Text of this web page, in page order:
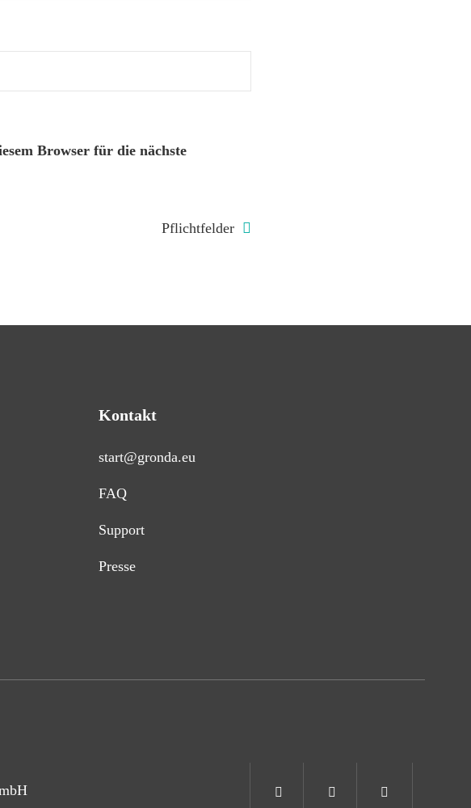
Browser für die nächste
Pflichtfelder
Kontakt
start@gronda.eu
FAQ
Support
Presse